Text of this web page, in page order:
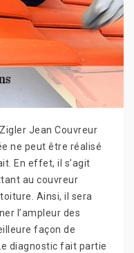
Jean Couvreur
ne peut être réalisé
En effet, il s’agit
au couvreur
Ainsi, il sera
l’ampleur des
façon de
diagnostic fait partie